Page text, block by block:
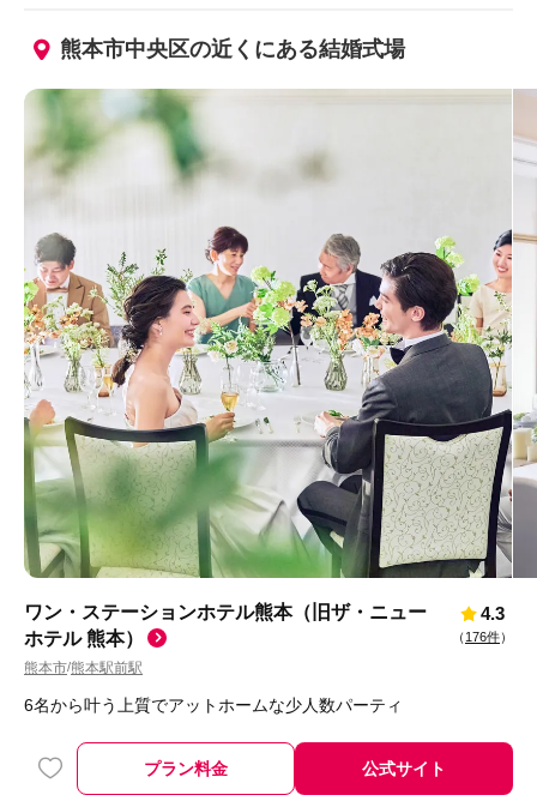
熊本市中央区の近くにある結婚式場
ワン・ステーションホテル熊本（旧ザ・ニュー
ホテル 熊本）
熊本市/熊本駅前駅
4.3
（ 176件）
6名から叶う上質でアットホームな少人数パーティ
プラン料金 公式サイト